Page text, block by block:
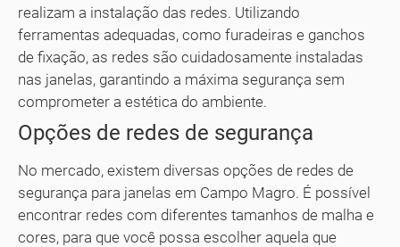
realizam a instalação das redes. Utilizando
ferramentas adequadas, como furadeiras e ganchos
de fixação, as redes são cuidadosamente instaladas
nas janelas, garantindo a máxima segurança sem
comprometer a estética do ambiente.
Opções de redes de segurança
No mercado, existem diversas opções de redes de
segurança para janelas em Campo Magro. É possível
encontrar redes com diferentes tamanhos de malha e
cores, para que você possa escolher aquela que